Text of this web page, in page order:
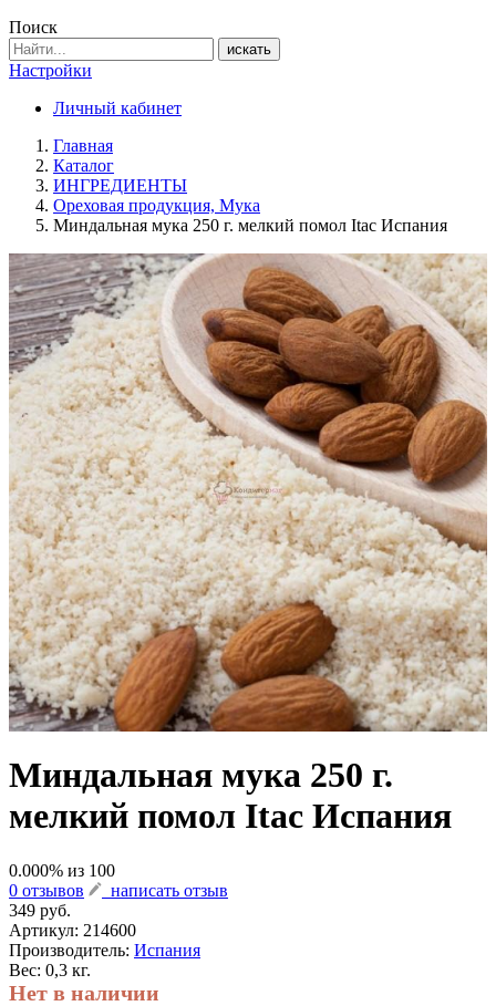
Поиск
искать
Настройки
Личный кабинет
Главная
Каталог
ИНГРЕДИЕНТЫ
Ореховая продукция, Мука
Миндальная мука 250 г. мелкий помол Itac Испания
Миндальная мука 250 г.
мелкий помол Itac Испания
0.000% из 100
0 отзывов
написать отзыв
349 руб.
Артикул: 214600
Производитель: Испания
Вес: 0,3 кг.
Нет в наличии